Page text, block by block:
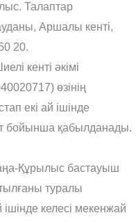
Талаптар
Аршалы кенті,
20.
кенті əкімі
өзінің
екі ай ішінде
бойынша қабылданады.
Құрылыс бастауыш
туралы
келесі мекенжай